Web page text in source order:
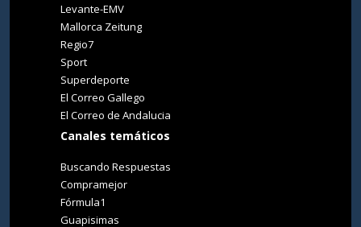
Levante-EMV
Mallorca Zeitung
Regio7
Sport
Superdeporte
El Correo Gallego
El Correo de Andalucia
Canales temáticos
Buscando Respuestas
Compramejor
Fórmula1
Guapisimas